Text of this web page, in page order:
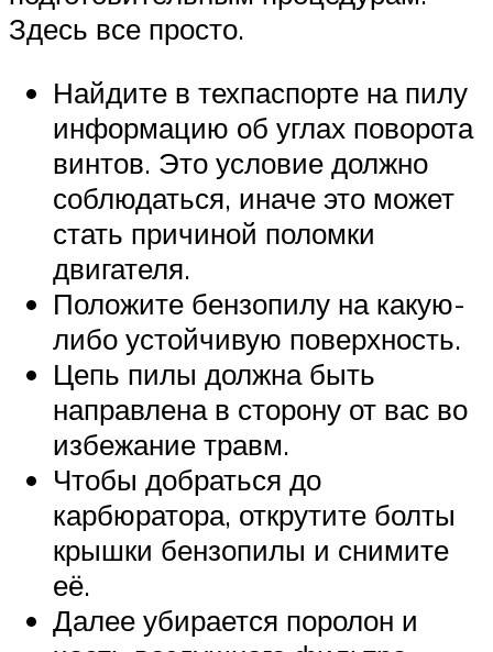
Здесь все просто.
Найдите в техпаспорте на пилу
информацию об углах поворота
винтов. Это условие должно
соблюдаться, иначе это может
стать причиной поломки
двигателя.
Положите бензопилу на какую-
либо устойчивую поверхность.
Цепь пилы должна быть
направлена в сторону от вас во
избежание травм.
Чтобы добраться до
карбюратора, открутите болты
крышки бензопилы и снимите
её.
Далее убирается поролон и